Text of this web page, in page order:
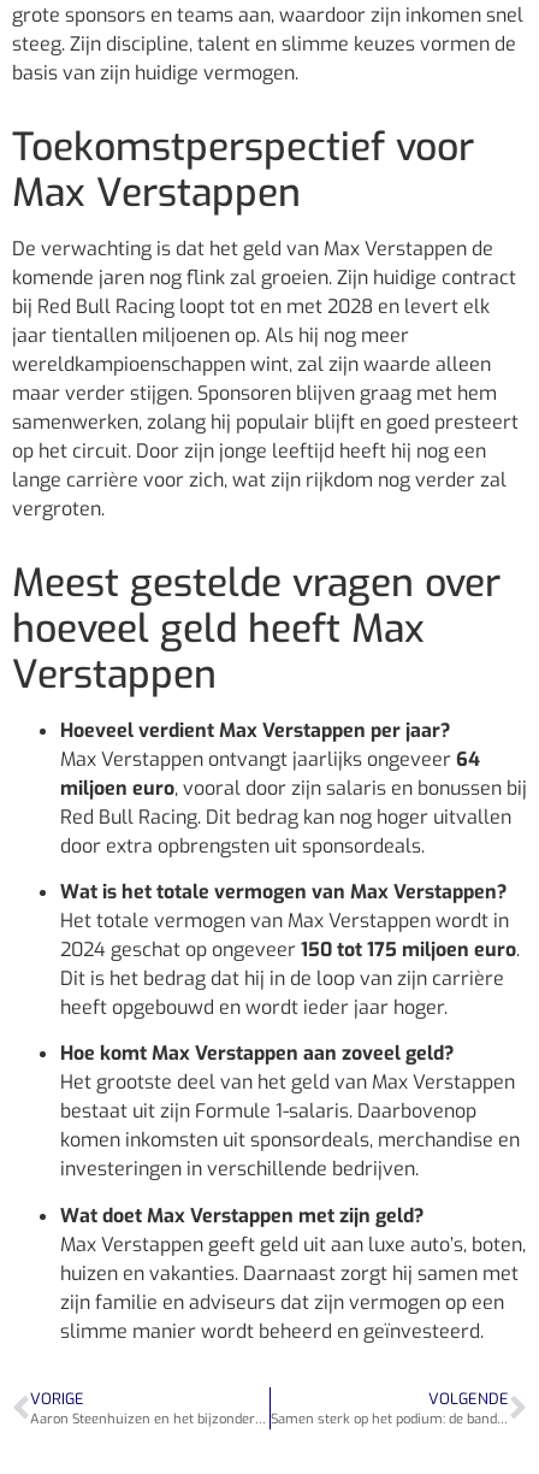
grote sponsors en teams aan, waardoor zijn inkomen snel
steeg. Zijn discipline, talent en slimme keuzes vormen de
basis van zijn huidige vermogen.
Toekomstperspectief voor
Max Verstappen
De verwachting is dat het geld van Max Verstappen de
komende jaren nog flink zal groeien. Zijn huidige contract
bij Red Bull Racing loopt tot en met 2028 en levert elk
jaar tientallen miljoenen op. Als hij nog meer
wereldkampioenschappen wint, zal zijn waarde alleen
maar verder stijgen. Sponsoren blijven graag met hem
samenwerken, zolang hij populair blijft en goed presteert
op het circuit. Door zijn jonge leeftijd heeft hij nog een
lange carrière voor zich, wat zijn rijkdom nog verder zal
vergroten.
Meest gestelde vragen over
hoeveel geld heeft Max
Verstappen
Hoeveel verdient Max Verstappen per jaar?
Max Verstappen ontvangt jaarlijks ongeveer64
miljoen euro, vooral door zijn salaris en bonussen bij
Red Bull Racing. Dit bedrag kan nog hoger uitvallen
door extra opbrengsten uit sponsordeals.
Wat is het totale vermogen van Max Verstappen?
Het totale vermogen van Max Verstappen wordt in
2024 geschat op ongeveer150 tot 175 miljoen euro.
Dit is het bedrag dat hij in de loop van zijn carrière
heeft opgebouwd en wordt ieder jaar hoger.
Hoe komt Max Verstappen aan zoveel geld?
Het grootste deel van het geld van Max Verstappen
bestaat uit zijn Formule 1-salaris. Daarbovenop
komen inkomsten uit sponsordeals, merchandise en
investeringen in verschillende bedrijven.
Wat doet Max Verstappen met zijn geld?
Max Verstappen geeft geld uit aan luxe auto’s, boten,
huizen en vakanties. Daarnaast zorgt hij samen met
zijn familie en adviseurs dat zijn vermogen op een
slimme manier wordt beheerd en geïnvesteerd.
VORIGE
Aaron Steenhuizen en het bijzondere gezinsleven van Annechien Steenhuizen
VOLGENDE
Samen sterk op het podium: de band tussen Niels van der Laan en Eva Crutzen